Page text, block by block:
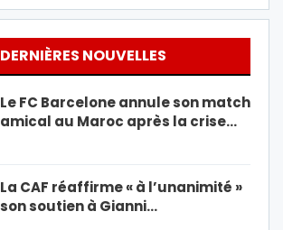
DERNIÈRES NOUVELLES
Le FC Barcelone annule son match
amical au Maroc après la crise…
La CAF réaffirme « à l’unanimité »
son soutien à Gianni…